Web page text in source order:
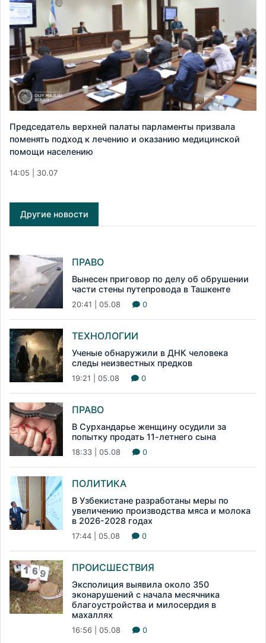
Председатель верхней палаты парламенты призвала
поменять подход к лечению и оказанию медицинской
помощи населению
14:05 | 30.07
Другие новости
ПРАВО
Вынесен приговор по делу об обрушении
части стены путепровода в Ташкенте
20:41 | 05.08 0
ТЕХНОЛОГИИ
Ученые обнаружили в ДНК человека
следы неизвестных предков
19:21 | 05.08 0
ПРАВО
В Сурхандарье женщину осудили за
попытку продать 11-летнего сына
18:33 | 05.08 0
ПОЛИТИКА
В Узбекистане разработаны меры по
увеличению производства мяса и молока
в 2026-2028 годах
17:44 | 05.08 0
ПРОИСШЕСТВИЯ
Эксполиция выявила около 350
эконарушений с начала месячника
благоустройства и милосердия в
махаллях
16:56 | 05.08 0